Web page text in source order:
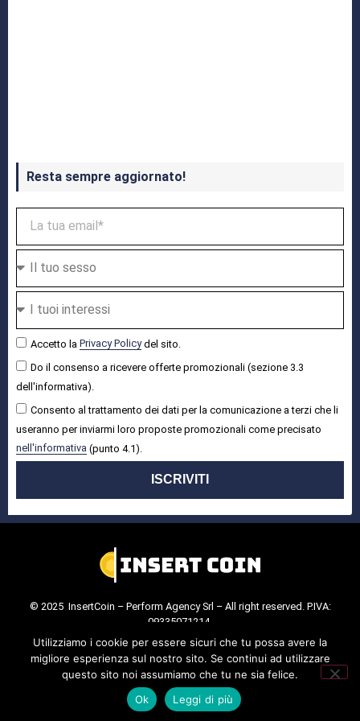
Resta sempre aggiornato!
Accetto la Privacy Policydel sito.
Do il consenso a ricevere offerte promozionali (sezione 3.3
dell'informativa).
Consento al trattamento dei dati per la comunicazione a terzi che li
useranno per inviarmi loro proposte promozionali come precisato
nell'informativa (punto 4.1).
ISCRIVITI
© 2025 InsertCoin – Perform Agency Srl – All right reserved. P.IVA:
09335071214.
Cookie Policy
Privacy Policy.
Utilizziamo i cookie per essere sicuri che tu possa avere la
migliore esperienza sul nostro sito. Se continui ad utilizzare
questo sito noi assumiamo che tu ne sia felice.
Ok
Leggi di più